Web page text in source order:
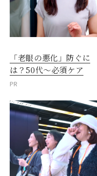
「老眼の悪化」防ぐに
は？50代～必須ケア
PR